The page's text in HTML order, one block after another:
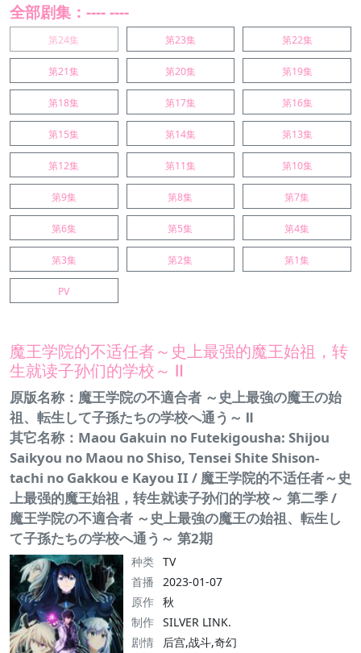
全部剧集：---- ----
第24集 第23集 第22集
第21集 第20集 第19集
第18集 第17集 第16集
第15集 第14集 第13集
第12集 第11集 第10集
第9集 第8集 第7集
第6集 第5集 第4集
第3集 第2集 第1集
PV
魔王学院的不适任者～史上最强的魔王始祖，转
生就读子孙们的学校～ Ⅱ
原版名称：魔王学院の不適合者 ～史上最強の魔王の始
祖、転生して子孫たちの学校へ通う～ Ⅱ
其它名称：Maou Gakuin no Futekigousha: Shijou
Saikyou no Maou no Shiso, Tensei Shite Shison-
tachi no Gakkou e Kayou II / 魔王学院的不适任者～史
上最强的魔王始祖，转生就读子孙们的学校～ 第二季 /
魔王学院の不適合者 ～史上最強の魔王の始祖、転生し
て子孫たちの学校へ通う～ 第2期
种类 TV
首播
2023-01-07
原作 秋
制作 SILVER LINK.
剧情
后宫,战斗,奇幻